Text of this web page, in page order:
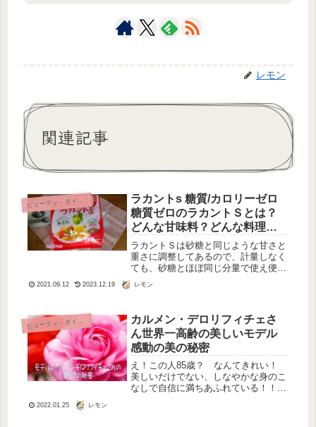
レモン
関連記事
ビ
ューティ・ダイエット
ラカントs 糖質/カロリーゼロ
糖質ゼロのラカントＳとは？
どんな甘味料？どんな料理で
も使える？
ラカントＳは砂糖と同じような甘さと
重さに調整してあるので、計量しなく
ても、砂糖とほぼ同じ分量で使え便利
とも大切ですけど、糖質制限をしてい
が、一番大切。ラカントＳは、非常に
使...
2021.09.12 2023.12.19 レモン
ビ
ューティ・ダイエット
カルメン・デロリフィチェさ
ん世界一高齢の美しいモデル
感動の美の秘密
え！この人85歳？ なんてきれい！
美しいだけでない、しなやかな身のこ
なしで自信に満ちあふれている！！
2022.01.25 レモン